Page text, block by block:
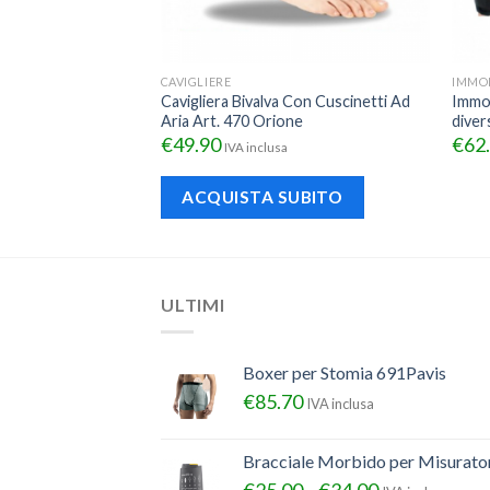
CAVIGLIERE
Cavigliera Bivalva Con Cuscinetti Ad
Aria Art. 470 Orione
€49.90 IVA inclusa
ACQUISTA SUBITO
€
ULTIMI
Boxer per Stomia 691Pavis
€85.70 IVA inclusa
Bracciale Morbido per